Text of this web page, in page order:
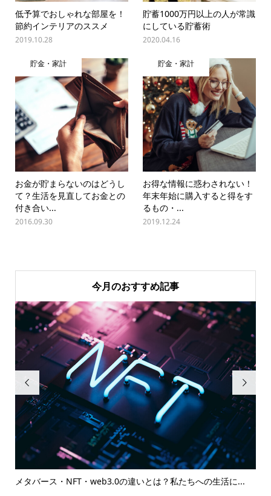
低予算でおしゃれな部屋を！
節約インテリアのススメ
2019.10.28
貯蓄1000万円以上の人が常識
にしている貯蓄術
2020.04.16
貯金・家計
お金が貯まらないのはどうし
て？生活を見直してお金との
付き合い...
2016.09.30
貯金・家計
お得な情報に惑わされない！
年末年始に購入すると得をす
るもの・...
2019.12.24
今月のおすすめ記事

メタバース・NFT・web3.0の違いとは？私たちへの生活に...
